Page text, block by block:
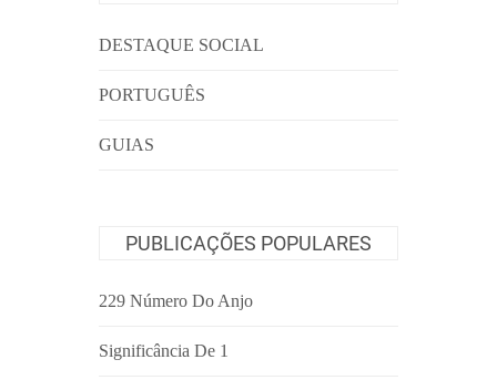
DESTAQUE SOCIAL
PORTUGUÊS
GUIAS
PUBLICAÇÕES POPULARES
229 Número Do Anjo
Significância De 1